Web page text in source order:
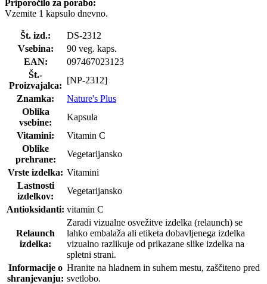
Priporočilo za porabo:
Vzemite 1 kapsulo dnevno.
Št. izd.:
DS-2312
Vsebina:
90 veg. kaps.
EAN:
097467023123
Št.-
Proizvajalca:
[NP-2312]
Znamka:
Nature's Plus
Oblika
vsebine:
Kapsula
Vitamini:
Vitamin C
Oblike
prehrane:
Vegetarijansko
Vrste izdelka: Vitamini
Lastnosti
izdelkov:
Vegetarijansko
Antioksidanti: vitamin C
Relaunch
izdelka:
Zaradi vizualne osvežitve izdelka (relaunch) se
lahko embalaža ali etiketa dobavljenega izdelka
vizualno razlikuje od prikazane slike izdelka na
spletni strani.
Informacije o
shranjevanju:
Hranite na hladnem in suhem mestu, zaščiteno pred
svetlobo.